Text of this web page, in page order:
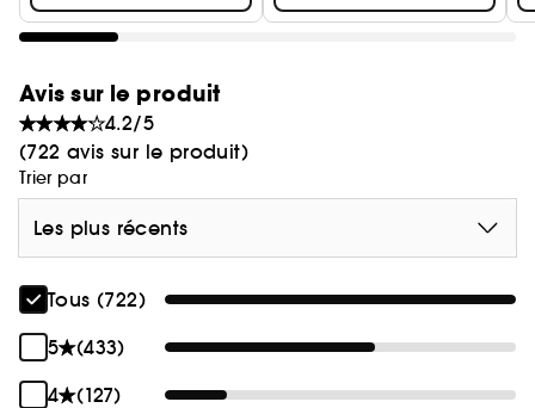
Avis sur le produit
4.2/5
(722 avis sur le produit)
Trier par
Les plus récents
Tous (722)
5
(433)
4
(127)